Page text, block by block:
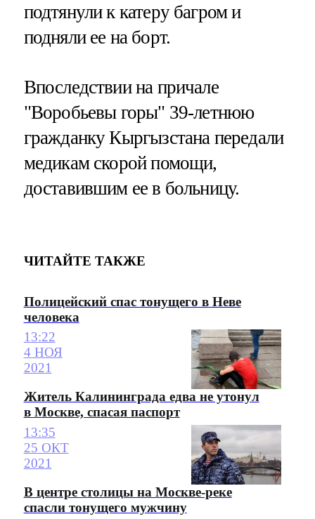
подтянули к катеру багром и
подняли ее на борт.
Впоследствии на причале
"Воробьевы горы" 39-летнюю
гражданку Кыргызстана передали
медикам скорой помощи,
доставившим ее в больницу.
ЧИТАЙТЕ ТАКЖЕ
Полицейский спас тонущего в Неве
человека
13:22
4 НОЯ
2021
Житель Калининграда едва не утонул
в Москве, спасая паспорт
13:35
25 ОКТ
2021
В центре столицы на Москве-реке
спасли тонущего мужчину